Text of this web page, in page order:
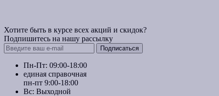
Хотите быть в курсе всех акций и скидок?
Подпишитесь на нашу рассылку
Подписаться
Пн-Пт: 09:00-18:00
единая справочная
пн-пт 9:00-18:00
Вс: Выходной